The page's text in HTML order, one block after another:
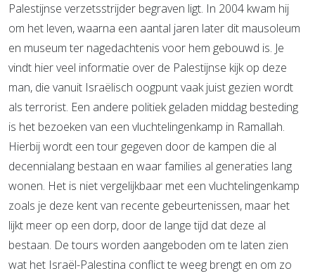
Palestijnse verzetsstrijder begraven ligt. In 2004 kwam hij
om het leven, waarna een aantal jaren later dit mausoleum
en museum ter nagedachtenis voor hem gebouwd is. Je
vindt hier veel informatie over de Palestijnse kijk op deze
man, die vanuit Israëlisch oogpunt vaak juist gezien wordt
als terrorist. Een andere politiek geladen middag besteding
is het bezoeken van een vluchtelingenkamp in Ramallah.
Hierbij wordt een tour gegeven door de kampen die al
decennialang bestaan en waar families al generaties lang
wonen. Het is niet vergelijkbaar met een vluchtelingenkamp
zoals je deze kent van recente gebeurtenissen, maar het
lijkt meer op een dorp, door de lange tijd dat deze al
bestaan. De tours worden aangeboden om te laten zien
wat het Israël-Palestina conflict te weeg brengt en om zo